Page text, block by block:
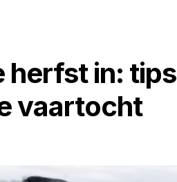
herfst in: tips
vaartocht